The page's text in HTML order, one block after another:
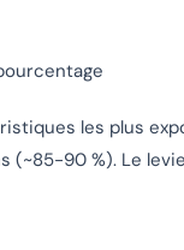
les plus
(~85-90 %). Le